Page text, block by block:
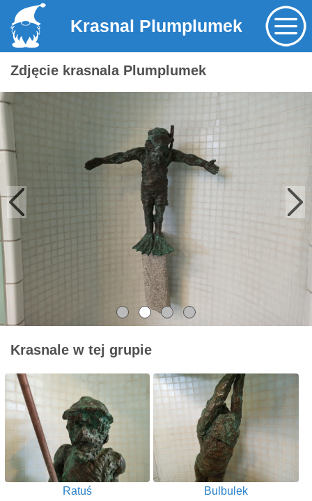
Krasnal Plumplumek
Zdjęcie krasnala Plumplumek
Krasnale w tej grupie
Ratuś Bulbulek